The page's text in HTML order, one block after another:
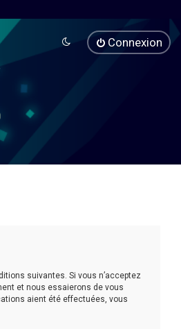
Connexion
suivantes. Si vous n’acceptez
et nous essaierons de vous
aient été effectuées, vous